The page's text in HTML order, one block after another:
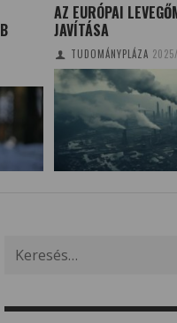
AZ EURÓPAI
JAVÍTÁSA
TUDOMÁNYPLÁZA
for: